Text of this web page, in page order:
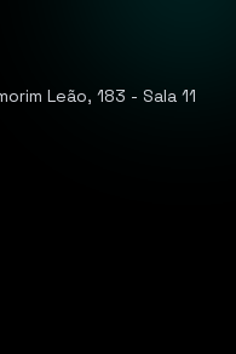
Leão, 183 - Sala 11